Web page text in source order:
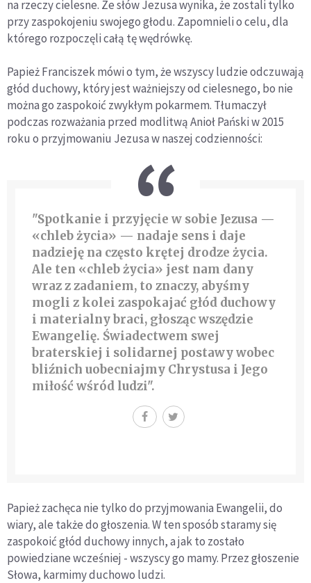
na rzeczy cielesne. Ze słów Jezusa wynika, że zostali tylko
przy zaspokojeniu swojego głodu. Zapomnieli o celu, dla
którego rozpoczęli całą tę wędrówkę.
Papież Franciszek mówi o tym, że wszyscy ludzie odczuwają
głód duchowy, który jest ważniejszy od cielesnego, bo nie
można go zaspokoić zwykłym pokarmem. Tłumaczył
podczas rozważania przed modlitwą Anioł Pański w 2015
roku o przyjmowaniu Jezusa w naszej codzienności:
"Spotkanie i przyjęcie w sobie Jezusa —
«chleb życia» — nadaje sens i daje
nadzieję na często krętej drodze życia.
Ale ten «chleb życia» jest nam dany
wraz z zadaniem, to znaczy, abyśmy
mogli z kolei zaspokajać głód duchowy
i materialny braci, głosząc wszędzie
Ewangelię. Świadectwem swej
braterskiej i solidarnej postawy wobec
bliźnich uobecniajmy Chrystusa i Jego
miłość wśród ludzi".
Papież zachęca nie tylko do przyjmowania Ewangelii, do
wiary, ale także do głoszenia. W ten sposób staramy się
zaspokoić głód duchowy innych, a jak to zostało
powiedziane wcześniej - wszyscy go mamy. Przez głoszenie
Słowa, karmimy duchowo ludzi.